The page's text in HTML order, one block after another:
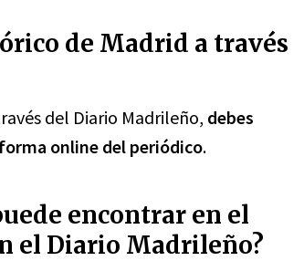
de Madrid a través
del Diario Madrileño, debes
online del periódico.
encontrar en el
el Diario Madrileño?